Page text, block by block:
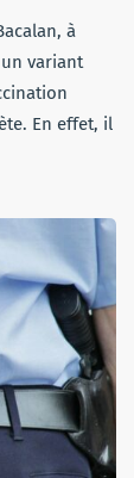
à
variant
En effet, il